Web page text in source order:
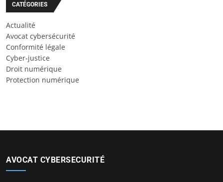
CATÉGORIES
Actualité
Avocat cybersécurité
Conformité légale
Cyber-justice
Droit numérique
Protection numérique
AVOCAT CYBERSECURITÉ